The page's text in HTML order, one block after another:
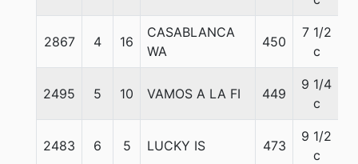
2867 4 16
CASABLANCA
WA
450
7 1/2
c
2495 5 10 VAMOS A LA FI 449
9 1/4
c
2483 6 5 LUCKY IS 473
9 1/2
c